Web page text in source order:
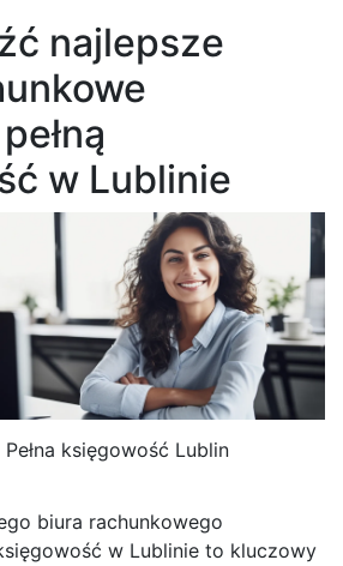
najlepsze
w Lublinie
Pełna księgowość Lublin
biura rachunkowego
w Lublinie to kluczowy